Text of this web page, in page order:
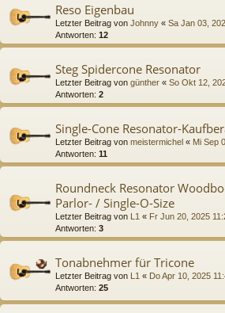
Reso Eigenbau
Letzter Beitrag von Johnny « Sa Jan 03,
Antworten: 12
Steg Spidercone Resonator
Letzter Beitrag von günther « So Okt 12,
Antworten: 2
Single-Cone Resonator-
Letzter Beitrag von meistermichel « Mi Sep
Antworten: 11
Roundneck Resonator
Parlor- / Single-O-Size
Letzter Beitrag von L1 « Fr Jun 20, 2025
Antworten: 3
Tonabnehmer für Tricone
Letzter Beitrag von L1 « Do Apr 10, 2025
Antworten: 25